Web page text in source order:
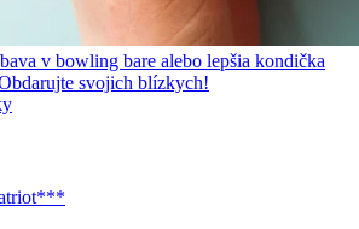
v bowling bare alebo lepšia kondička
svojich blízkych!